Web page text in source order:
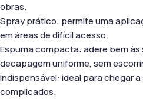
obras.
Spray prático: permite uma
em áreas de difícil acesso.
Espuma compacta: adere bem
decapagem uniforme, sem
Indispensável: ideal para chegar
complicados.